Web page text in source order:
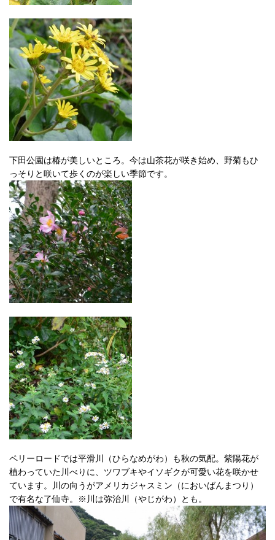
下田公園は椿が美しいところ。今は山茶花が咲き始め、野菊もひ
っそりと咲いて歩くのが楽しい季節です。
ペリーロードでは平滑川（ひらなめがわ）も秋の気配。紫陽花が
植わっていた川べりに、ツワブキやイソギクが可愛い花を咲かせ
ています。川の向うがアメリカジャスミン（においばんまつり）
で有名な了仙寺。※川は弥治川（やじがわ）とも。